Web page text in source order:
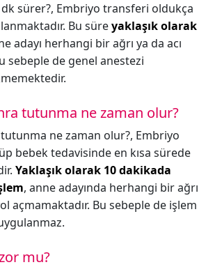
sürer?, Embriyo transferi oldukça
Bu süreyaklaşık olarak
adayı herhangi bir ağrı ya da acı
sebeple de genel anestezi
tutunma ne zaman olur?
ne zaman olur?, Embriyo
bebek tedavisinde en kısa sürede
Yaklaşık olarak 10 dakikada
, anne adayında herhangi bir ağrı
açmamaktadır. Bu sebeple de işlem
mu?